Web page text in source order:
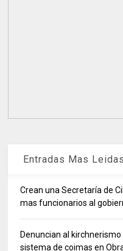
Entradas Mas Leidas
Crean una Secretaría de
mas funcionarios al
Denuncian al
sistema de coimas en